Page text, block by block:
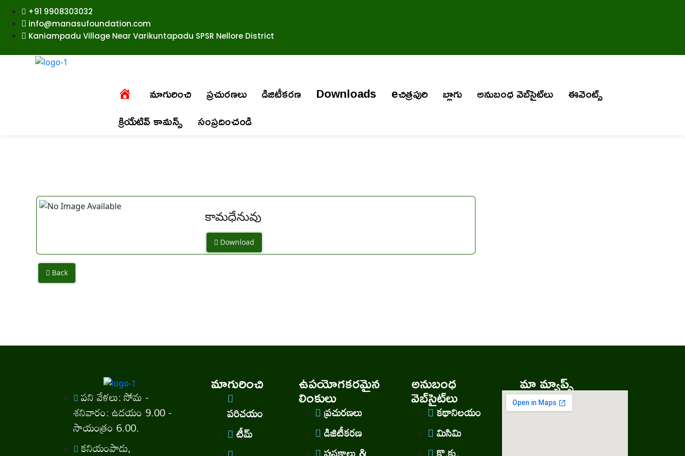
+91 9908303032
info@manasufoundation.com
Kaniampadu Village Near Varikuntapadu SPSR Nellore District
మాగురించి ప్రచురణలు డిజిటీకరణ Downloads eచిత్రపురి బ్లాగు అనుబంధ వెబ్‌సైట్‌లు
ఈవెంట్స్
క్రియేటివ్ కామన్స్
సంప్రదించండి
కామధేనువు
Download
Back
పని వేళలు: సోమ -
శనివారం: ఉదయం 9.00 -
సాయంత్రం 6.00.
కనియంపాడు,
మాగురించి
పరిచయం
టీమ్
ఉపయోగకరమైన
లింకులు
ప్రచురణలు
డిజిటీకరణ
అనుబంధ
వెబ్‌సైట్‌లు
కథానిలయం
మిసిమి
మా మ్యాప్స్